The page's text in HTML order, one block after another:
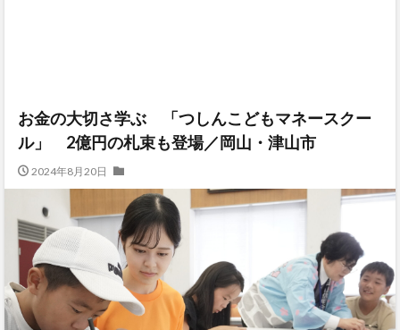
お金の大切さ学ぶ 「つしんこどもマネースクー
ル」 2億円の札束も登場／岡山・津山市
2024年8月20日